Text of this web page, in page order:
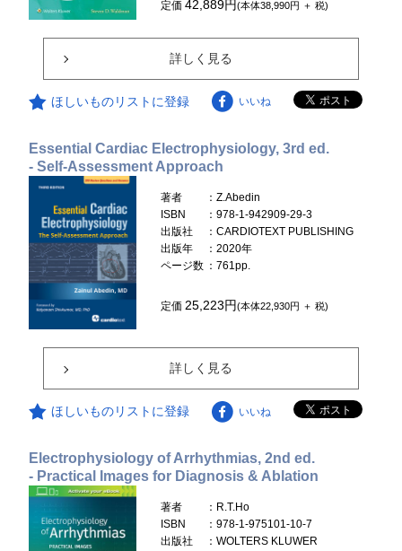
定価42,889円(本体38,990円 ＋ 税)
詳しく見る
ほしいものリストに登録 いいね
Essential Cardiac Electrophysiology, 3rd ed.
- Self-Assessment Approach
著者
：Z.Abedin
ISBN
：978-1-942909-29-3
出版社
：CARDIOTEXT PUBLISHING
出版年
：2020年
ページ数 ：761pp.
定価 25,223円(本体22,930円 ＋ 税)
詳しく見る
ほしいものリストに登録 いいね
Electrophysiology of Arrhythmias, 2nd ed.
- Practical Images for Diagnosis & Ablation
著者
：R.T.Ho
ISBN
：978-1-975101-10-7
出版社
：WOLTERS KLUWER